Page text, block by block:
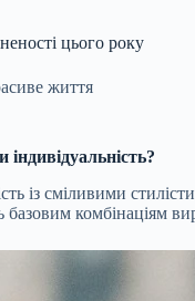
цього року
життя
із сміливими
базовим комбінаціям